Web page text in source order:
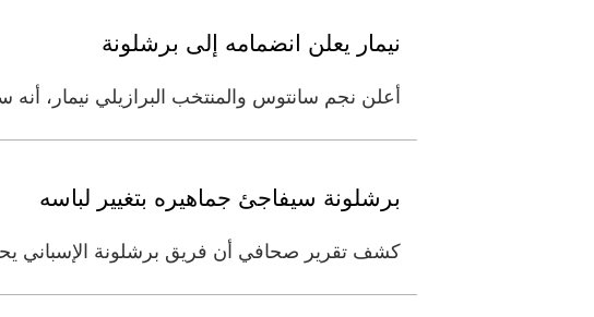
نيمار يعلن انضمامه إلى برشلونة
أعلن نجم سانتوس والمنتخب البرازيلي نيمار، أنه
برشلونة سيفاجئ جماهيره بتغيير لباسه
كشف تقرير صحافي أن فريق برشلونة الإسباني